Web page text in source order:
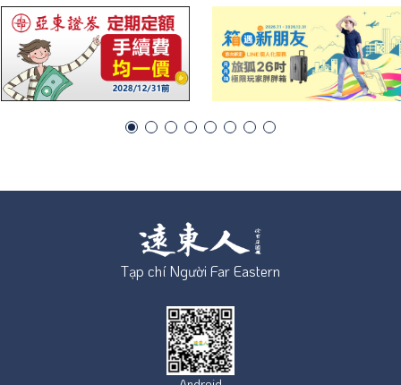
Tạp chí Người Far Eastern